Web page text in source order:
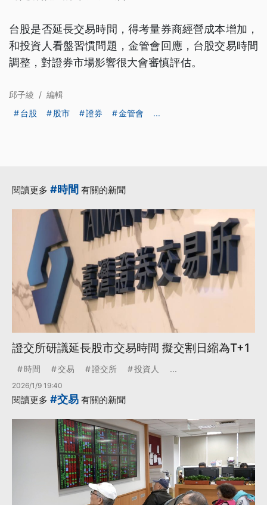
台股是否延長交易時間，得考量券商經營成本增加，
和投資人看盤習慣問題，金管會回應，台股交易時間
調整，對證券市場影響很大會審慎評估。
邱子綾 / 編輯
台股
股市 證券 金管會 ...
閱讀更多 #時間 有關的新聞
證交所研議延長股市交易時間 擬交割日縮為T+1
時間 交易 證交所 投資人 ...
2026/1/9 19:40
閱讀更多 #交易 有關的新聞